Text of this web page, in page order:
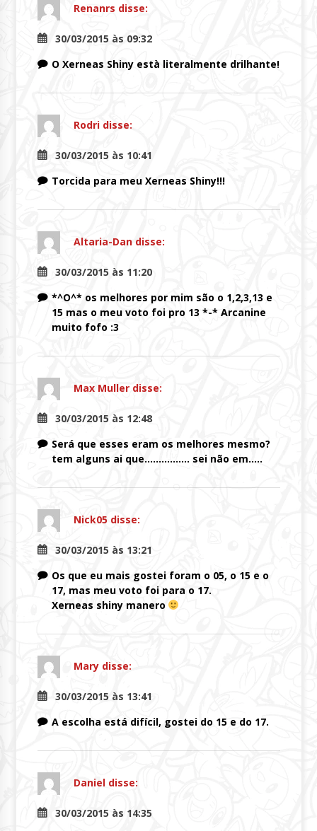
Renanrs disse:
30/03/2015 às 09:32
O Xerneas Shiny està literalmente drilhante!
Rodri disse:
30/03/2015 às 10:41
Torcida para meu Xerneas Shiny!!!
Altaria-Dan disse:
30/03/2015 às 11:20
*^O^* os melhores por mim são o 1,2,3,13 e
15 mas o meu voto foi pro 13 *-* Arcanine
muito fofo :3
Max Muller disse:
30/03/2015 às 12:48
Será que esses eram os melhores mesmo?
tem alguns ai que……………. sei não em…..
Nick05 disse:
30/03/2015 às 13:21
Os que eu mais gostei foram o 05, o 15 e o
17, mas meu voto foi para o 17.
Xerneas shiny manero
Mary disse:
30/03/2015 às 13:41
A escolha está difícil, gostei do 15 e do 17.
Daniel disse:
30/03/2015 às 14:35